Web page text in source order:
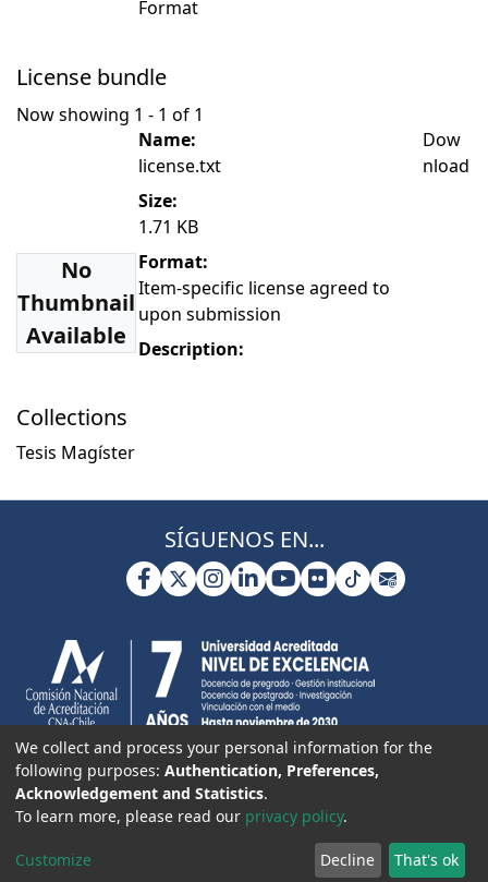
Format
License bundle
Now showing 1 - 1 of 1
No
Thumbnail
Available
Name:
license.txt
Size:
1.71 KB
Format:
Item-specific license agreed to
upon submission
Description:
Dow
nload
Collections
Tesis Magíster
SÍGUENOS EN...
We collect and process your personal information for the
following purposes: Authentication, Preferences,
Acknowledgement and Statistics.
To learn more, please read our privacy policy.
Customize Decline That's ok